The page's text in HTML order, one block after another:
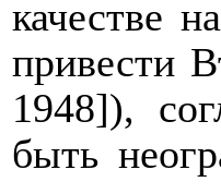
качестве
привести
1948]),
быть